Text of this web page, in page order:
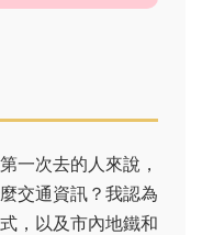
一次去的人來說，
交通資訊？我認為
，以及市內地鐵和